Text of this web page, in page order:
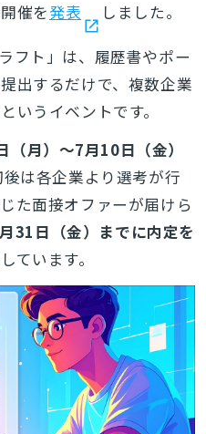
催を発表 しました。
フト」は、履歴書やポー
出するだけで、複数企業
いうイベントです。
月）～7月10日（金）
は各企業より選考が行
た面接オファーが届けら
31日（金）までに内定を
しています。